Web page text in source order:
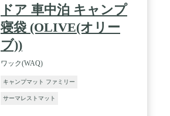
ドア 車中泊 キャンプ
寝袋 (OLIVE(オリー
ブ))
ワック(WAQ)
キャンプマット ファミリー
サーマレストマット